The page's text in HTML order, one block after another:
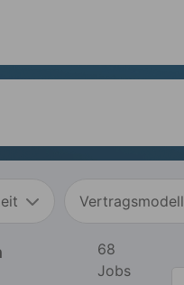
Vertragsmodell
68
Jobs